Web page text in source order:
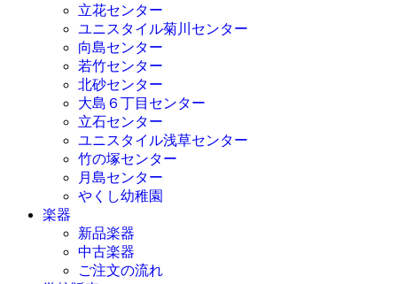
立花センター
ユニスタイル菊川センター
向島センター
若竹センター
北砂センター
大島６丁目センター
立石センター
ユニスタイル浅草センター
竹の塚センター
月島センター
やくし幼稚園
楽器
新品楽器
中古楽器
ご注文の流れ